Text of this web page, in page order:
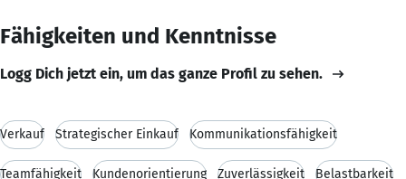
Fähigkeiten und Kenntnisse
Logg Dich jetzt ein, um das ganze Profil zu sehen.
Verkauf Strategischer Einkauf Kommunikationsfähigkeit
Teamfähigkeit Kundenorientierung Zuverlässigkeit Belastbarkeit